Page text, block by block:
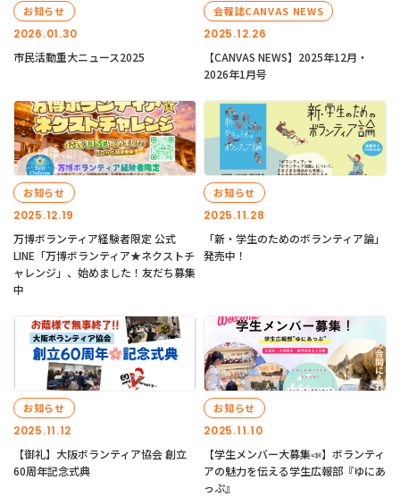
2026.01.30
お知らせ
市民活動重大ニュース2025
2025.12.26
会報誌CANVAS NEWS
【CANVAS NEWS】2025年12月・
2026年1月号
2025.12.19
お知らせ
万博ボランティア経験者限定 公式
LINE「万博ボランティア★ネクストチ
ャレンジ」、始めました！友だち募集
中
2025.11.28
お知らせ
「新・学生のためのボランティア論」
発売中！
2025.11.12
お知らせ
【御礼】大阪ボランティア協会 創立
60周年記念式典
2025.11.10
お知らせ
【学生メンバー大募集📣】ボランティ
アの魅力を伝える学生広報部『ゆにあ
っぷ』